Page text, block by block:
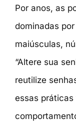
Por anos, as
dominadas
maiúsculas,
“Altere sua
reutilize
essas